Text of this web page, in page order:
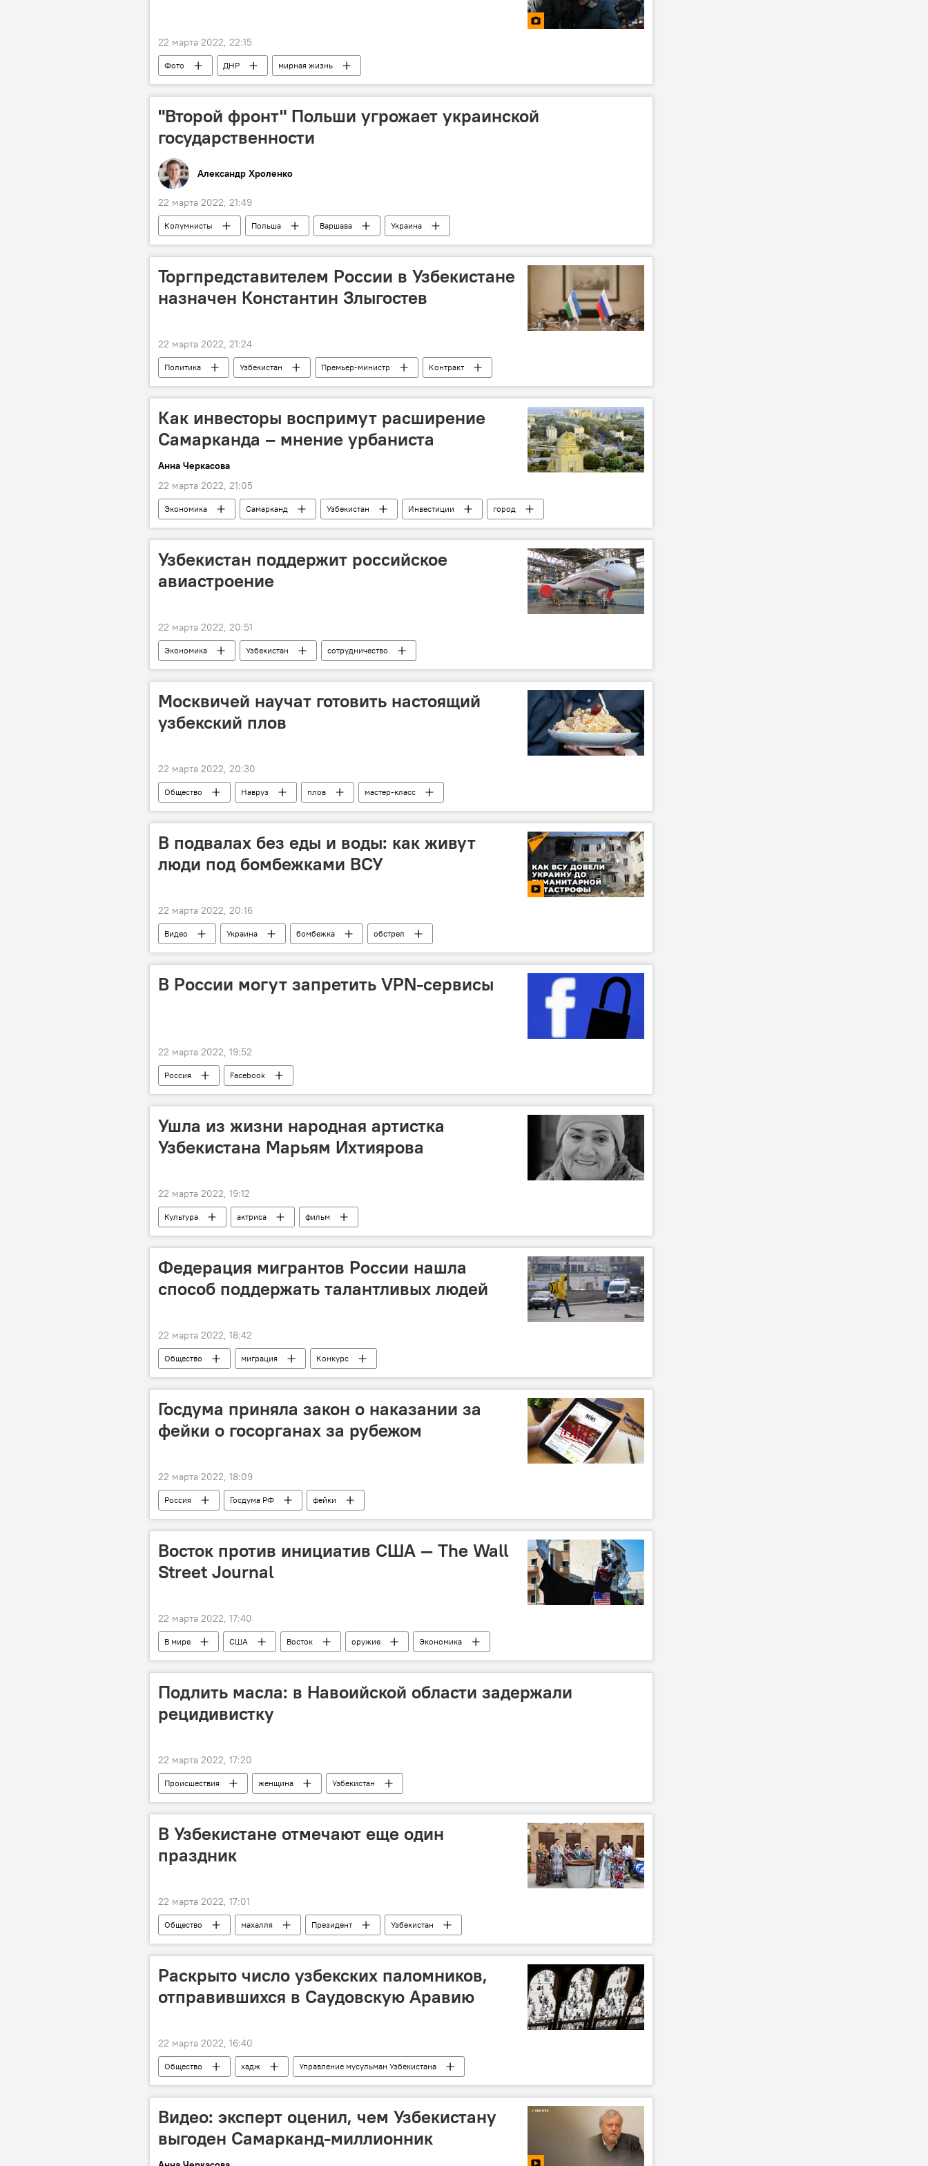
22 марта 2022, 22:15
Фото ДНР мирная жизнь
"Второй фронт" Польши угрожает украинской
государственности
Александр Хроленко
22 марта 2022, 21:49
Колумнисты Польша Варшава Украина
Торгпредставителем России в Узбекистане
назначен Константин Злыгостев
22 марта 2022, 21:24
Политика Узбекистан Премьер-министр Контракт
Как инвесторы воспримут расширение
Самарканда – мнение урбаниста
Анна Черкасова
22 марта 2022, 21:05
Экономика Самарканд Узбекистан Инвестиции город
Узбекистан поддержит российское
авиастроение
22 марта 2022, 20:51
Экономика Узбекистан сотрудничество
Москвичей научат готовить настоящий
узбекский плов
22 марта 2022, 20:30
Общество Навруз плов мастер-класс
В подвалах без еды и воды: как живут
люди под бомбежками ВСУ
22 марта 2022, 20:16
Видео Украина бомбежка обстрел
В России могут запретить VPN-сервисы
22 марта 2022, 19:52
Россия Facebook
Ушла из жизни народная артистка
Узбекистана Марьям Ихтиярова
22 марта 2022, 19:12
Культура актриса фильм
Федерация мигрантов России нашла
способ поддержать талантливых людей
22 марта 2022, 18:42
Общество миграция Конкурс
Госдума приняла закон о наказании за
фейки о госорганах за рубежом
22 марта 2022, 18:09
Россия Госдума РФ фейки
Восток против инициатив США — The Wall
Street Journal
22 марта 2022, 17:40
В мире США Восток оружие Экономика
Подлить масла: в Навоийской области задержали
рецидивистку
22 марта 2022, 17:20
Происшествия женщина Узбекистан
В Узбекистане отмечают еще один
праздник
22 марта 2022, 17:01
Общество махалля Президент Узбекистан
Раскрыто число узбекских паломников,
отправившихся в Саудовскую Аравию
22 марта 2022, 16:40
Общество хадж Управление мусульман Узбекистана
Видео: эксперт оценил, чем Узбекистану
выгоден Самарканд-миллионник